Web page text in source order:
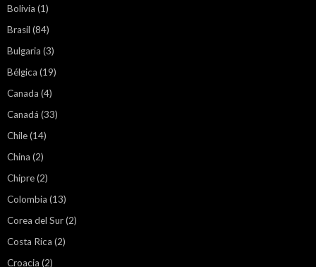
Bolivia (1)
Brasil (84)
Bulgaria (3)
Bélgica (19)
Canada (4)
Canadá (33)
Chile(14)
China (2)
Chipre(2)
Colombia (13)
Corea del Sur(2)
Costa Rica (2)
Croacia (2)